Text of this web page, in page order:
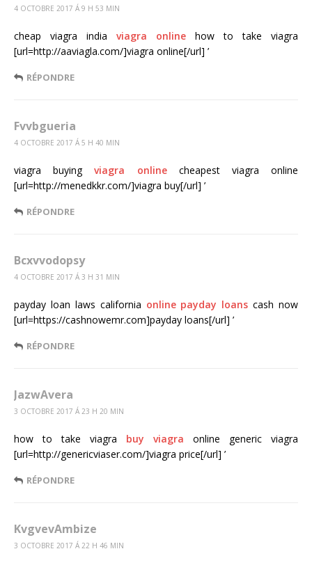
4 OCTOBRE 2017 Á 9 H 53 MIN
cheap viagra india viagra online how to take viagra
[url=http://aaviagla.com/]viagra online[/url] ’
RÉPONDRE
Fvvbgueria
4 OCTOBRE 2017 Á 5 H 40 MIN
viagra buyingviagra onlinecheapest viagra online
[url=http://menedkkr.com/]viagra buy[/url] ’
RÉPONDRE
Bcxvvodopsy
4 OCTOBRE 2017 Á 3 H 31 MIN
payday loan laws california online payday loans cash now
[url=https://cashnowemr.com]payday loans[/url] ’
RÉPONDRE
JazwAvera
3 OCTOBRE 2017 Á 23 H 20 MIN
how to take viagra buy viagra online generic viagra
[url=http://genericviaser.com/]viagra price[/url] ’
RÉPONDRE
KvgvevAmbize
3 OCTOBRE 2017 Á 22 H 46 MIN